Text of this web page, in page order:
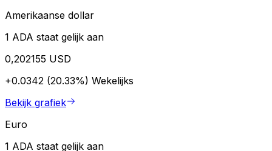
Amerikaanse dollar
1 ADA staat gelijk aan
0,202155 USD
+0.0342 (20.33%) Wekelijks
Bekijk grafiek
Euro
1 ADA staat gelijk aan